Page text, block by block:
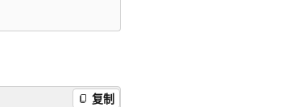
复制